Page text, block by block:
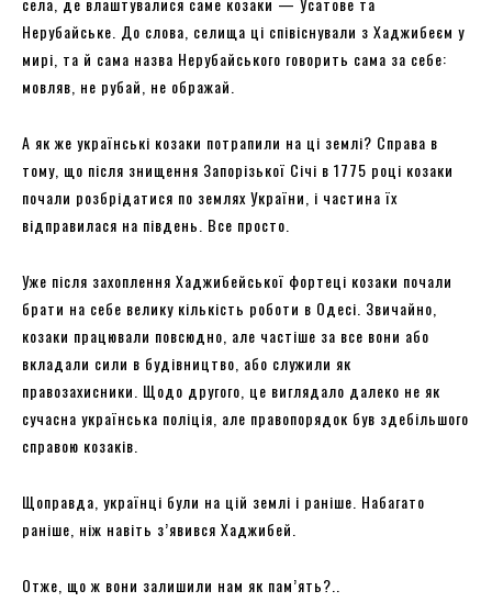
Нерубайське. До слова, селища ці співіснували з Хаджибеєм у
мирі, та й сама назва Нерубайського говорить сама за себе:
мовляв, не рубай, не ображай.
А як же українські козаки потрапили на ці землі? Справа в
тому, що після знищення Запорізької Січі в 1775 році козаки
почали розбрідатися по землях України, і частина їх
відправилася на південь. Все просто.
Уже після захоплення Хаджибейської фортеці козаки почали
брати на себе велику кількість роботи в Одесі. Звичайно,
козаки працювали повсюдно, але частіше за все вони або
вкладали сили в будівництво, або служили як
правозахисники. Щодо другого, це виглядало далеко не як
сучасна українська поліція, але правопорядок був здебільшого
справою козаків.
Щоправда, українці були на цій землі і раніше. Набагато
раніше, ніж навіть з’явився Хаджибей.
Отже, що ж вони залишили нам як пам’ять?..